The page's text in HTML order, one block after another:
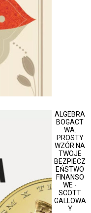
ALGEBRA
BOGACT
WA.
PROSTY
WZÓR NA
TWOJE
BEZPIECZ
EŃSTWO
FINANSO
WE -
SCOTT
GALLOWA
Y